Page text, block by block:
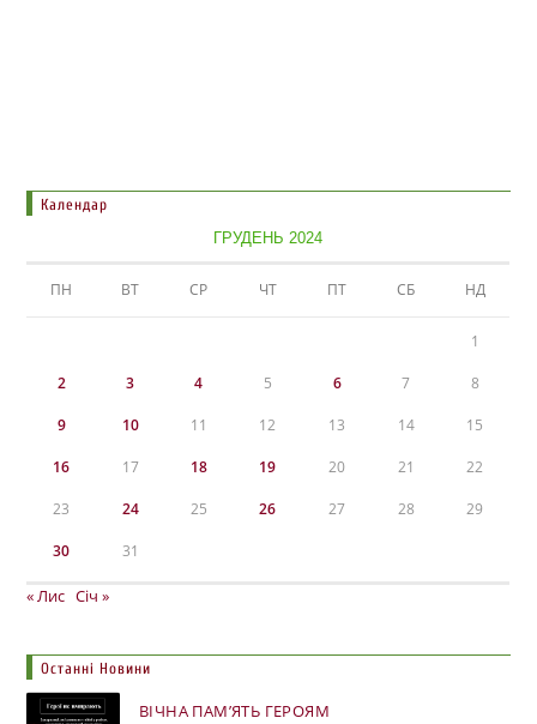
Календар
ГРУДЕНЬ 2024
ПН ВТ СР ЧТ ПТ СБ НД
1
2 3 4 5 6 7 8
9 10 11 12 13 14 15
16 17 18 19 20 21 22
23 24 25 26 27 28 29
30 31
« Лис Січ »
Останні Новини
ВІЧНА ПАМ’ЯТЬ ГЕРОЯМ